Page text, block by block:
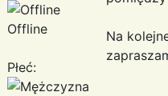
Offline
Płeć:
Na